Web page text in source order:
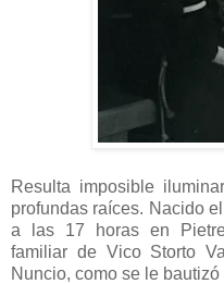
Resulta imposible
profundas raíces. Nacido
a las 17 horas en
familiar de Vico Storto
Nuncio, como se le